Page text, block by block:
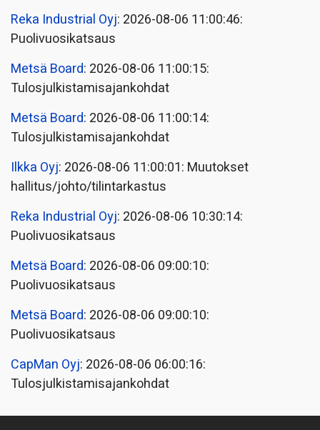
Reka Industrial Oyj: 2026-08-06 11:00:46:
Puolivuosikatsaus
Metsä Board: 2026-08-06 11:00:15:
Tulosjulkistamisajankohdat
Metsä Board: 2026-08-06 11:00:14:
Tulosjulkistamisajankohdat
Ilkka Oyj: 2026-08-06 11:00:01: Muutokset
hallitus/johto/tilintarkastus
Reka Industrial Oyj: 2026-08-06 10:30:14:
Puolivuosikatsaus
Metsä Board: 2026-08-06 09:00:10:
Puolivuosikatsaus
Metsä Board: 2026-08-06 09:00:10:
Puolivuosikatsaus
CapMan Oyj: 2026-08-06 06:00:16:
Tulosjulkistamisajankohdat